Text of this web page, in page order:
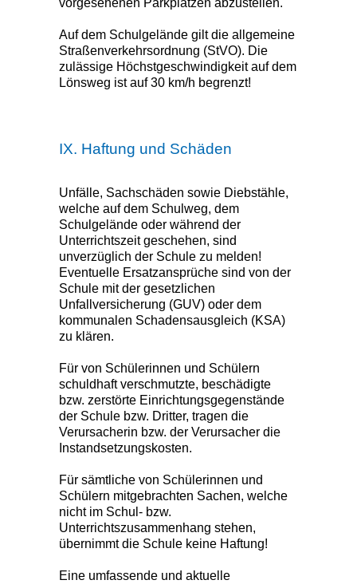
vorgesehenen Parkplätzen abzustellen.
Auf dem Schulgelände gilt die allgemeine
Straßenverkehrsordnung (StVO). Die
zulässige Höchstgeschwindigkeit auf dem
Lönsweg ist auf 30 km/h begrenzt!
IX. Haftung und Schäden
Unfälle, Sachschäden sowie Diebstähle,
welche auf dem Schulweg, dem
Schulgelände oder während der
Unterrichtszeit geschehen, sind
unverzüglich der Schule zu melden!
Eventuelle Ersatzansprüche sind von der
Schule mit der gesetzlichen
Unfallversicherung (GUV) oder dem
kommunalen Schadensausgleich (KSA)
zu klären.
Für von Schülerinnen und Schülern
schuldhaft verschmutzte, beschädigte
bzw. zerstörte Einrichtungsgegenstände
der Schule bzw. Dritter, tragen die
Verursacherin bzw. der Verursacher die
Instandsetzungskosten.
Für sämtliche von Schülerinnen und
Schülern mitgebrachten Sachen, welche
nicht im Schul- bzw.
Unterrichtszusammenhang stehen,
übernimmt die Schule keine Haftung!
Eine umfassende und aktuelle